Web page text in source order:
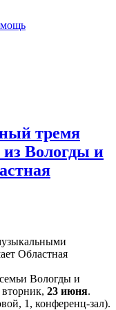
тремя
Вологды и
Вологды и
23 июня.
1, конференц-зал).